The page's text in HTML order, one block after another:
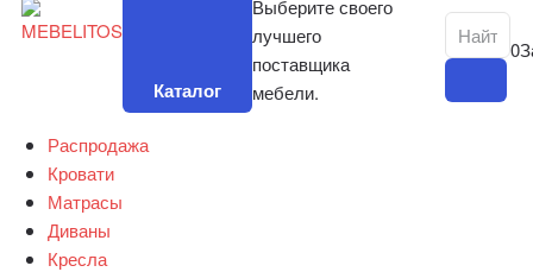
Каталог
Выберите своего
лучшего
поставщика
мебели.
0
Распродажа
Кровати
Матрасы
Диваны
Кресла